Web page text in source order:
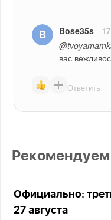
Bose35s
вас
Ответить
Рекомендуем
Официально:
27 августа